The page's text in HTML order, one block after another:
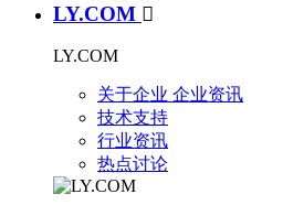
LY.COM 
LY.COM
关于企业 企业资讯
技术支持
行业资讯
热点讨论